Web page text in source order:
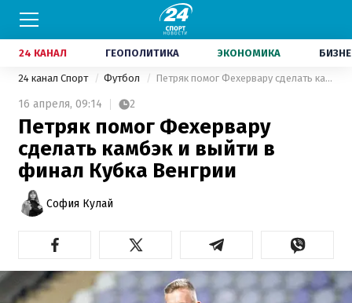
24 КАНАЛ ГЕОПОЛИТИКА ЭКОНОМИКА
24 канал Спорт Футбол Петряк помог Фехервару сделать камбэк и выйти в финал Кубка Венгрии
16 апреля, 09:14 2
Петряк помог Фехервару
сделать камбэк и выйти в
финал Кубка Венгрии
София Кулай